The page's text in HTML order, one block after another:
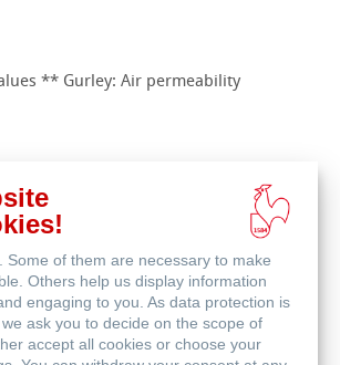
** Gurley: Air permeability
et purification des huiles
Some of them are necessary to make
Others help us display information
engaging to you. As data protection is
ask you to decide on the scope of
accept all cookies or choose your